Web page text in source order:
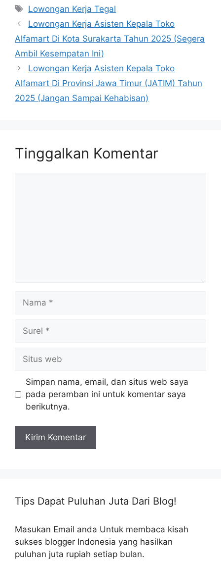
Tag
Lowongan Kerja Tegal
Lowongan Kerja Asisten Kepala Toko
Alfamart Di Kota Surakarta Tahun 2025 (Segera
Ambil Kesempatan Ini)
Lowongan Kerja Asisten Kepala Toko
Alfamart Di Provinsi Jawa Timur (JATIM) Tahun
2025 (Jangan Sampai Kehabisan)
Tinggalkan Komentar
Nama
Surel
Situs
web
Simpan nama, email, dan situs web saya
pada peramban ini untuk komentar saya
berikutnya.
Tips Dapat Puluhan Juta Dari Blog!
Masukan Email anda Untuk membaca kisah
sukses blogger Indonesia yang hasilkan
puluhan juta rupiah setiap bulan.